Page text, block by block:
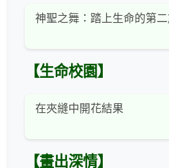
神聖之舞：踏上生命的第
【生命校園】
在夾縫中開花結果
【畫出深情】